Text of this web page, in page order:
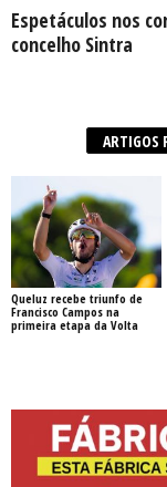
Espetáculos nos
concelho Sintra
ARTIGOS
Queluz recebe triunfo de
Francisco Campos na
primeira etapa da Volta